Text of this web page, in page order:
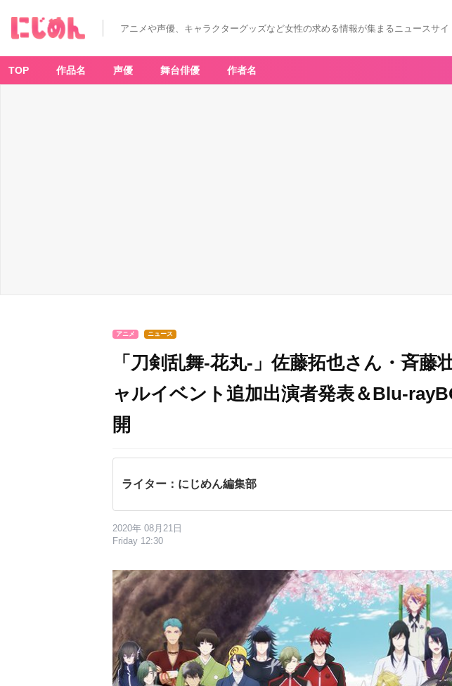
アニメや声優、キャラクターグッズなど女性の求める情報が集まるニュースサイ
TOP 作品名 声優 舞台俳優 作者名
アニメ ニュース
「刀剣乱舞-花丸-」佐藤拓也さん・斉藤
ャルイベント追加出演者発表＆Blu-
開
ライター：にじめん編集部
2020年 08月21日
Friday 12:30